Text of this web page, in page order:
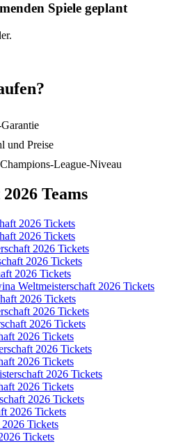
Spiele geplant
und Preise
League-Niveau
Teams
2026 Tickets
2026 Tickets
2026 Tickets
2026 Tickets
2026 Tickets
Weltmeisterschaft 2026 Tickets
2026 Tickets
2026 Tickets
2026 Tickets
2026 Tickets
2026 Tickets
2026 Tickets
2026 Tickets
2026 Tickets
2026 Tickets
2026 Tickets
Tickets
Tickets